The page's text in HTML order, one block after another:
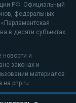
РФ. Официальный
федеральных
в десяти субъектах
новости и
законах и
материалов
на pnp.ru